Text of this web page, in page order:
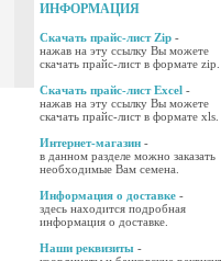
ИНФОРМАЦИЯ
Скачать прайс-лист Zip -
нажав на эту ссылку Вы можете
скачать прайс-лист в формате zip.
Скачать прайс-лист Excel -
нажав на эту ссылку Вы можете
скачать прайс-лист в формате xls.
Интернет-магазин -
в данном разделе можно заказать
необходимые Вам семена.
Информация о доставке -
здесь находится подробная
информация о доставке.
Наши реквизиты -